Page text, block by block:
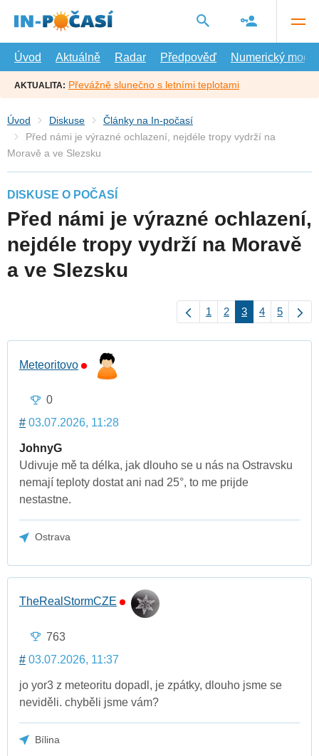
hlavní
Úvod
Aktuálně Radar Předpověď Numerický model
AKTUALITA: Převážně slunečno s letními teplotami
Úvod Diskuse
Články na In-počasí
Před námi je výrazné ochlazení, nejdéle tropy vydrží na
Moravě a ve Slezsku
DISKUSE O POČASÍ
Před námi je výrazné ochlazení,
nejdéle tropy vydrží na Moravě
a ve Slezsku
1 2 3 4 5
Meteoritovo
0
# 03.07.2026, 11:28
JohnyG
Udivuje mě ta délka, jak dlouho se u nás na Ostravsku
nemají teploty dostat ani nad 25°, to me prijde
nestastne.
Ostrava
TheRealStormCZE
763
# 03.07.2026, 11:37
jo yor3 z meteoritu dopadl, je zpátky, dlouho jsme se
neviděli. chyběli jsme vám?
Bílina